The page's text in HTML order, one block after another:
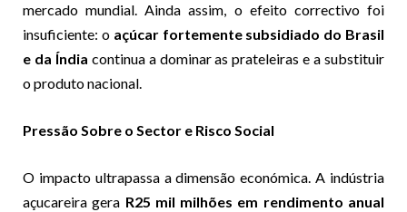
mercado mundial. Ainda assim, o efeito correctivo foi
insuficiente: o açúcar fortemente subsidiado do Brasil
e da Índia continua a dominar as prateleiras e a substituir
o produto nacional.
Pressão Sobre o Sector e Risco Social
O impacto ultrapassa a dimensão económica. A indústria
açucareira gera R25 mil milhões em rendimento anual